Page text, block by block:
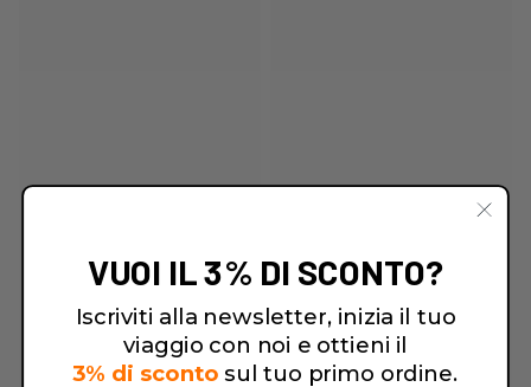
VUOI IL 3% DI SCONTO?
Iscriviti alla newsletter, inizia il tuo
viaggio con noi e ottieni il
3% di sconto sul tuo primo ordine.